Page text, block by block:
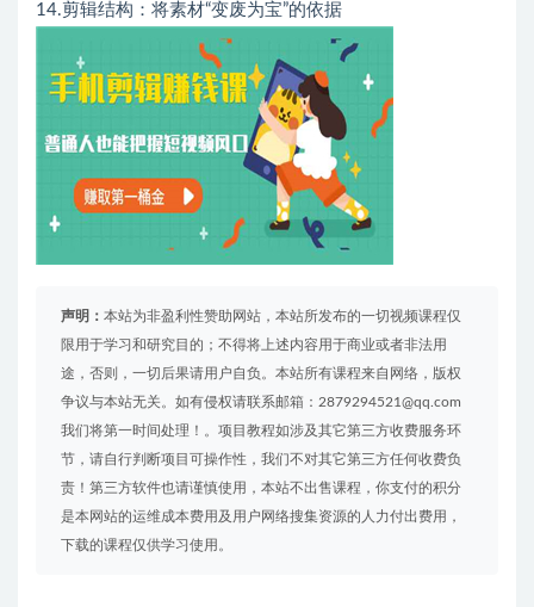
14.剪辑结构：将素材“变废为宝”的依据
声明： 本站为非盈利性赞助网站，本站所发布的一切视频课程仅
限用于学习和研究目的；不得将上述内容用于商业或者非法用
途，否则，一切后果请用户自负。本站所有课程来自网络，版权
争议与本站无关。如有侵权请联系邮箱：2879294521@qq.com
我们将第一时间处理！。项目教程如涉及其它第三方收费服务环
节，请自行判断项目可操作性，我们不对其它第三方任何收费负
责！第三方软件也请谨慎使用，本站不出售课程，你支付的积分
是本网站的运维成本费用及用户网络搜集资源的人力付出费用，
下载的课程仅供学习使用。